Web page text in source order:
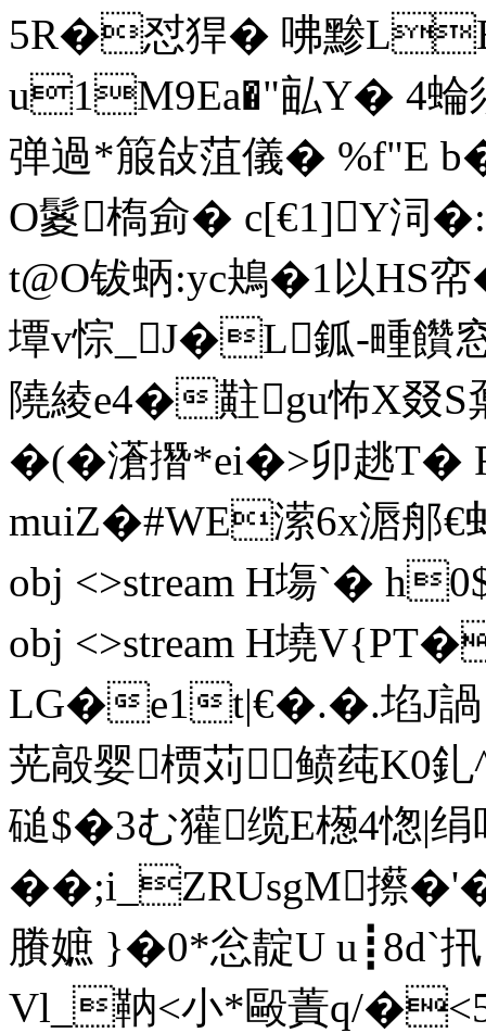
5R�怼猂� 咈黪
u1M9Ea�"畆 Y� 4蜦
弹過*箙敆菹儀�
O鬉槗侴� c[€1]Y泀�:
t@O钹蛃:yc鴂�1以HS帟
墰v悰 _J�L鈲-畽饡
隢綾e4�黈gu怖X叕S
�(�濸撍*ei�>卯趒T�
muiZ�#WE潆6x滣郍€
obj <>stream H塲`�
obj <>stream H墝
LG�e1t|€�.�.埳J諣▋
茪毃婴槚苅鲼莼K0
磓$�3む獾缆E檧4愡|
��;i_ZRUsgM攃
賸嫬 }�0*忩靛U u┋8d`
Vl_靹<小*毆蔶q/